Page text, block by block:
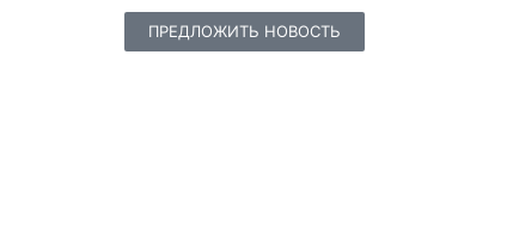
ПРЕДЛОЖИТЬ НОВОСТЬ